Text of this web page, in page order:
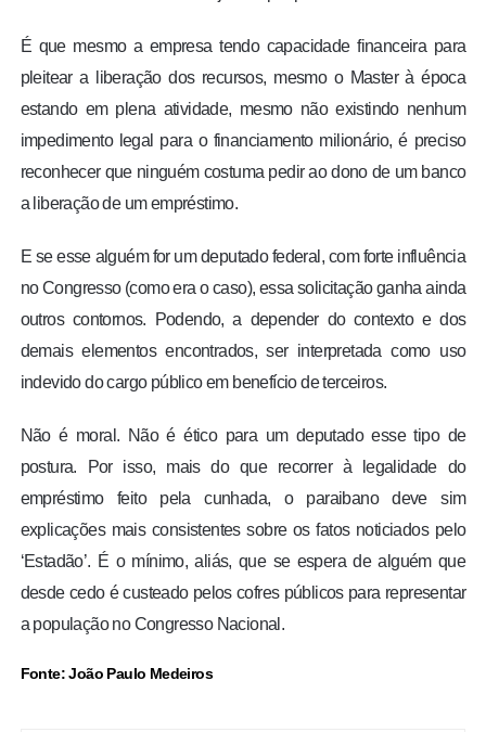
É que mesmo a empresa tendo capacidade financeira para
pleitear a liberação dos recursos, mesmo o Master à época
estando em plena atividade, mesmo não existindo nenhum
impedimento legal para o financiamento milionário, é preciso
reconhecer que ninguém costuma pedir ao dono de um banco
a liberação de um empréstimo.
E se esse alguém for um deputado federal, com forte influência
no Congresso (como era o caso), essa solicitação ganha ainda
outros contornos. Podendo, a depender do contexto e dos
demais elementos encontrados, ser interpretada como uso
indevido do cargo público em benefício de terceiros.
Não é moral. Não é ético para um deputado esse tipo de
postura. Por isso, mais do que recorrer à legalidade do
empréstimo feito pela cunhada, o paraibano deve sim
explicações mais consistentes sobre os fatos noticiados pelo
‘Estadão’. É o mínimo, aliás, que se espera de alguém que
desde cedo é custeado pelos cofres públicos para representar
a população no Congresso Nacional.
Fonte: João Paulo Medeiros